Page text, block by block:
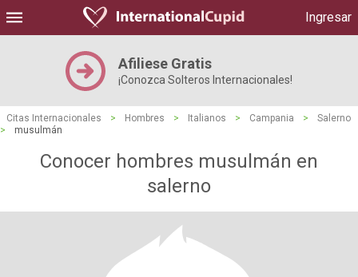
Ingresar
Afiliese Gratis
¡Conozca Solteros Internacionales!
Citas Internacionales > Hombres > Italianos > Campania >
Salerno
>
musulmán
Conocer hombres musulmán en
salerno